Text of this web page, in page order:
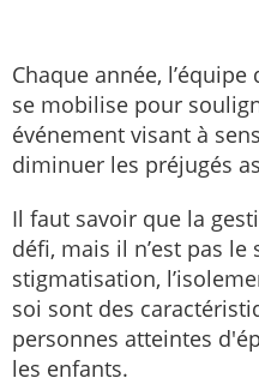
Chaque année,
se mobilise pour
événement visant à
diminuer les préjugés
Il faut savoir que la
défi, mais il n’est pas le
stigmatisation,
soi sont des
personnes atteintes
les enfants.